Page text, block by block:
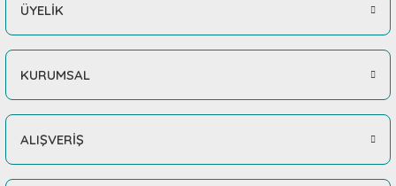
ÜYELİK
KURUMSAL
ALIŞVERİŞ